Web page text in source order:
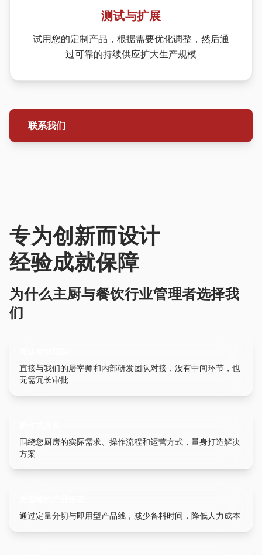
测试与扩展
试用您的定制产品，根据需要优化调整，然后通
过可靠的持续供应扩大生产规模
联系我们
专为创新而设计
经验成就保障
为什么主厨与餐饮行业管理者选择我
们
直接与我们的屠宰师和内部研发团队对接，没有中间环节，也
无需冗长审批
围绕您厨房的实际需求、操作流程和运营方式，量身打造解决
方案
通过定量分切与即用型产品线，减少备料时间，降低人力成本